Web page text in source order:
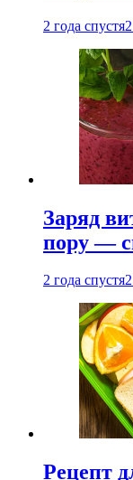
2 года спустя
Заряд
пору —
2 года спустя
Рецепт